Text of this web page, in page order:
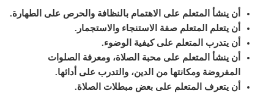
أن ينشأ المتعلم على الاهتمام بالنظافة والحرص على الطهارة.
أن يتعلم المتعلم صفة الاستنجاء والاستجمار.
أن يتدرب المتعلم على كيفية الوضوء.
أن ينشأ المتعلم على محبة الصلاة، ومعرفة الصلوات
المفروضة ومكانتها من الدين، والتدرب على أدائها.
أن يتعرف المتعلم على بعض مبطلات الصلاة.